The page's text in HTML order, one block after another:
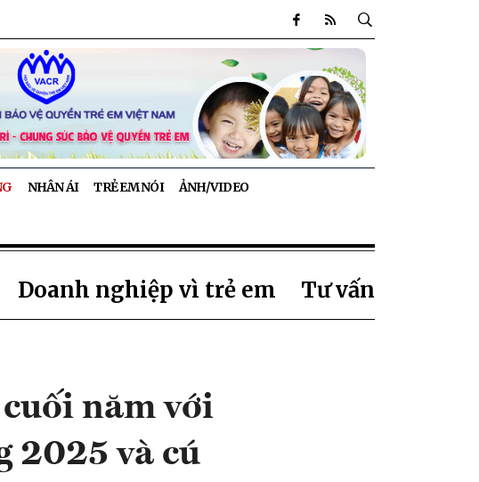
NHÂN ÁI TRẺ EM NÓI ẢNH/VIDEO
Doanh nghiệp vì trẻ em Tư vấn
năm với
2025 và cú